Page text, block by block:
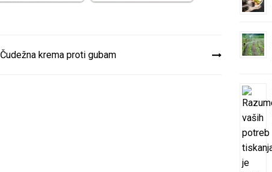
Čudežna krema proti gubam